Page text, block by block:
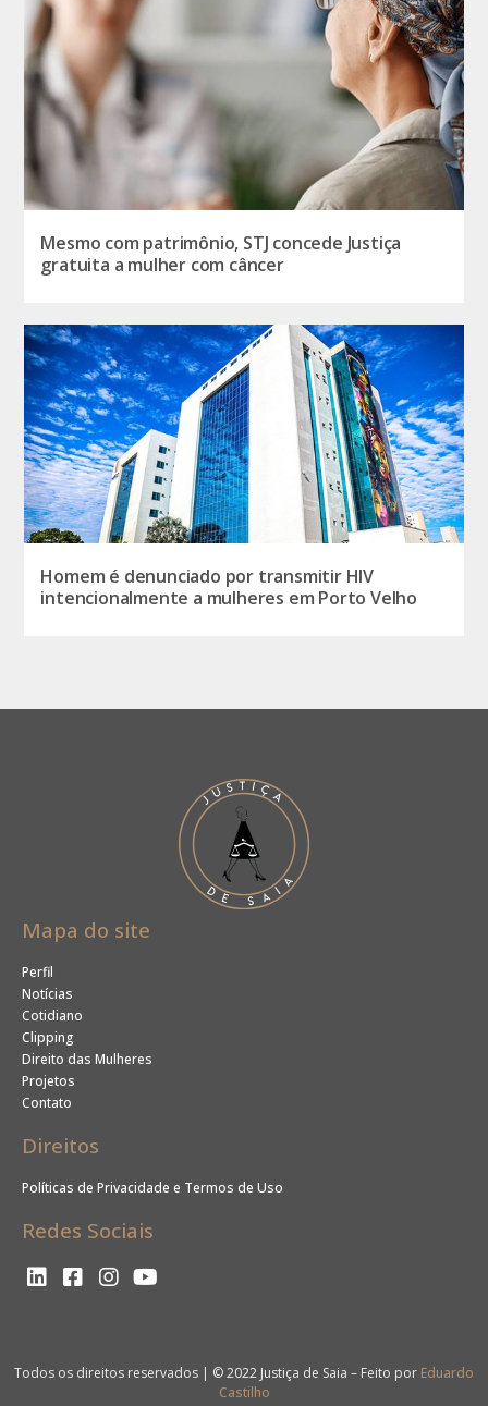
Mesmo com patrimônio, STJ concede Justiça
gratuita a mulher com câncer
Homem é denunciado por transmitir HIV
intencionalmente a mulheres em Porto Velho
Mapa do site
Perfil
Notícias
Cotidiano
Clipping
Direito das Mulheres
Projetos
Contato
Direitos
Políticas de Privacidade e Termos de Uso
Redes Sociais
Todos os direitos reservados | © 2022 Justiça de Saia – Feito por Eduardo
Castilho